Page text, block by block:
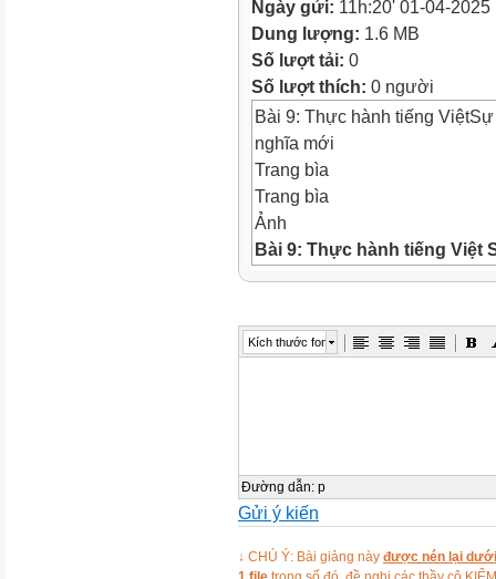
Ngày gửi: 11h:20' 01-04-2025
Dung lượng: 1.6 MB
Số lượt tải: 0
Số lượt thích: 0 người
Bài 9: Thực hành tiếng
nghĩa mới
Trang bìa
Trang bìa
Ảnh
Bài 9: Thực hành tiếng Việt
Khởi động
KHỞI ĐỘNG
I. KIẾN THỨC NGỮ VĂN
Kiến thức ngữ văn
Ảnh
Kích thước font
Đường dẫn: p
Gửi ý kiến
↓ CHÚ Ý: Bài giảng này được nén lại